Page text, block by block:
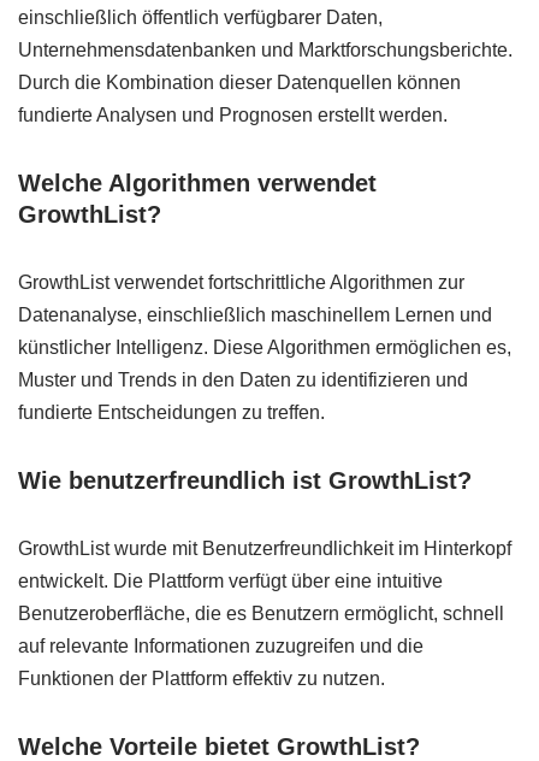
einschließlich öffentlich verfügbarer Daten,
Unternehmensdatenbanken und Marktforschungsberichte.
Durch die Kombination dieser Datenquellen können
fundierte Analysen und Prognosen erstellt werden.
Welche Algorithmen verwendet
GrowthList?
GrowthList verwendet fortschrittliche Algorithmen zur
Datenanalyse, einschließlich maschinellem Lernen und
künstlicher Intelligenz. Diese Algorithmen ermöglichen es,
Muster und Trends in den Daten zu identifizieren und
fundierte Entscheidungen zu treffen.
Wie benutzerfreundlich ist GrowthList?
GrowthList wurde mit Benutzerfreundlichkeit im Hinterkopf
entwickelt. Die Plattform verfügt über eine intuitive
Benutzeroberfläche, die es Benutzern ermöglicht, schnell
auf relevante Informationen zuzugreifen und die
Funktionen der Plattform effektiv zu nutzen.
Welche Vorteile bietet GrowthList?